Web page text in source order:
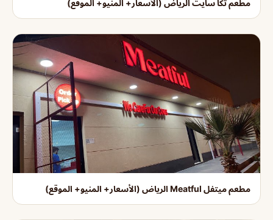
مطعم تكا سايت الرياض (الأسعار+ المنيو+ الموقع)
مطعم ميتفل Meatful الرياض (الأسعار+ المنيو+ الموقع)